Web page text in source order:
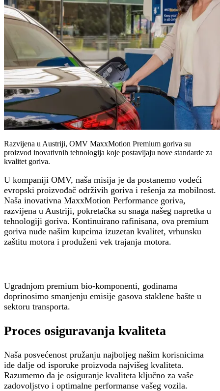
Razvijena u Austriji, OMV MaxxMotion Premium goriva su
proizvod inovativnih tehnologija koje postavljaju nove standarde za
kvalitet goriva.
U kompaniji OMV, naša misija je da postanemo vodeći
evropski proizvođač održivih goriva i rešenja za mobilnost.
Naša inovativna MaxxMotion Performance goriva,
razvijena u Austriji, pokretačka su snaga našeg napretka u
tehnologiji goriva. Kontinuirano rafinisana, ova premium
goriva nude našim kupcima izuzetan kvalitet, vrhunsku
zaštitu motora i produženi vek trajanja motora.
Ugradnjom premium bio-komponenti, godinama
doprinosimo smanjenju emisije gasova staklene bašte u
sektoru transporta.
Proces osiguravanja kvaliteta
Naša posvećenost pružanju najboljeg našim korisnicima
ide dalje od isporuke proizvoda najvišeg kvaliteta.
Razumemo da je osiguranje kvaliteta ključno za vaše
zadovoljstvo i optimalne performanse vašeg vozila.